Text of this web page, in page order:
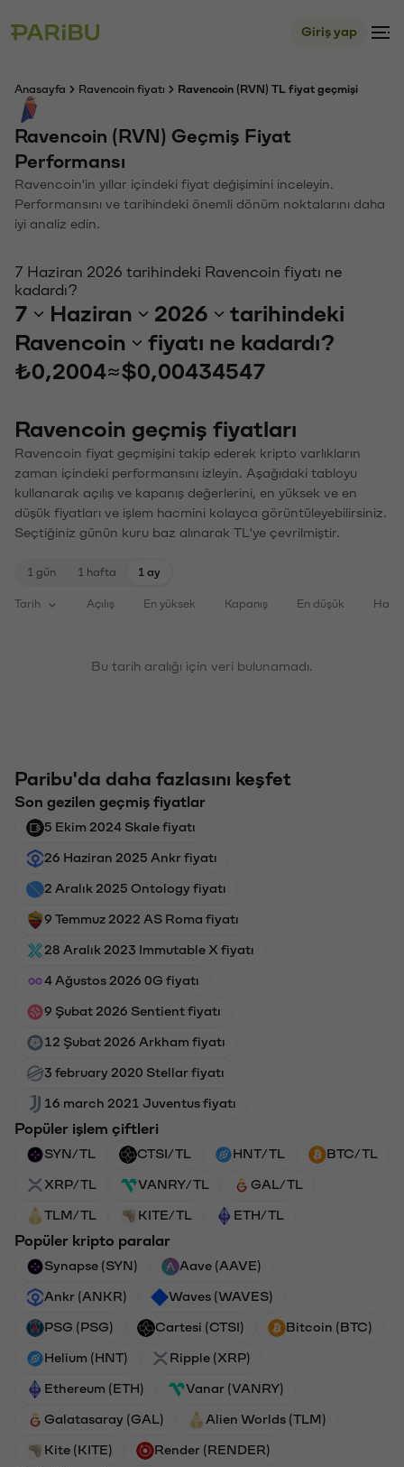
Giriş yap
Anasayfa Ravencoin fiyatı Ravencoin (RVN) TL fiyat geçmişi
Ravencoin (RVN) Geçmiş Fiyat
Performansı
Ravencoin'in yıllar içindeki fiyat değişimini inceleyin.
Performansını ve tarihindeki önemli dönüm noktalarını daha
iyi analiz edin.
7 Haziran 2026 tarihindeki Ravencoin fiyatı ne
kadardı?
7 Haziran 2026
tarihindeki
Ravencoin
fiyatı ne kadardı?
₺0,2004≈$0,00434547
Ravencoin geçmiş fiyatları
Ravencoin fiyat geçmişini takip ederek kripto varlıkların
zaman içindeki performansını izleyin. Aşağıdaki tabloyu
kullanarak açılış ve kapanış değerlerini, en yüksek ve en
düşük fiyatları ve işlem hacmini kolayca görüntüleyebilirsiniz.
Seçtiğiniz günün kuru baz alınarak TL'ye çevrilmiştir.
1 gün 1 hafta 1 ay
Tarih Açılış En yüksek Kapanış En düşük
Bu tarih aralığı için veri bulunamadı.
Paribu'da daha fazlasını keşfet
Son gezilen geçmiş fiyatlar
5 Ekim 2024 Skale fiyatı
26 Haziran 2025 Ankr fiyatı
2 Aralık 2025 Ontology fiyatı
9 Temmuz 2022 AS Roma fiyatı
28 Aralık 2023 Immutable X fiyatı
4 Ağustos 2026 0G fiyatı
9 Şubat 2026 Sentient fiyatı
12 Şubat 2026 Arkham fiyatı
3 february 2020 Stellar fiyatı
16 march 2021 Juventus fiyatı
Popüler işlem çiftleri
SYN/TL CTSI/TL HNT/TL BTC/TL
XRP/TL VANRY/TL GAL/TL
TLM/TL KITE/TL ETH/TL
Popüler kripto paralar
Synapse (SYN) Aave (AAVE)
Ankr (ANKR) Waves (WAVES)
PSG (PSG) Cartesi (CTSI) Bitcoin (BTC)
Helium (HNT) Ripple (XRP)
Ethereum (ETH) Vanar (VANRY)
Galatasaray (GAL) Alien Worlds (TLM)
Kite (KITE) Render (RENDER)